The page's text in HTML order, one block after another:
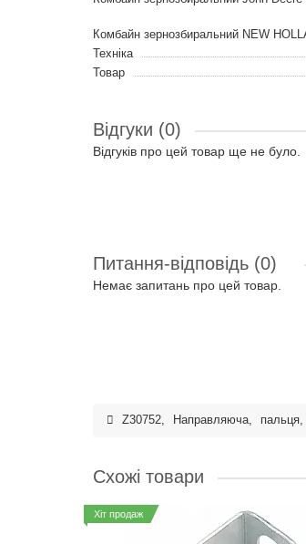
Комбайн зернозбиральний NEW
Техніка
Товар
Відгуки (0)
Відгуків про цей товар ще не було.
Питання-відповідь (0)
Немає запитань про цей товар.
Z30752, Направляюча, пальця,
Схожі товари
Хіт продаж